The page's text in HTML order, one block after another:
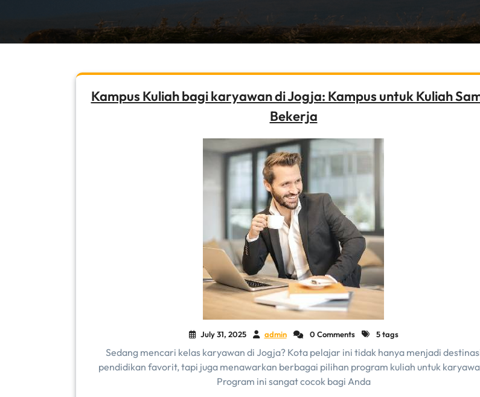
Kampus Kuliah bagi karyawan di Jogja: Kampus untuk Kuliah
Bekerja
July 31, 2025 admin 0 Comments 5 tags
Sedang mencari kelas karyawan di Jogja? Kota pelajar ini tidak hanya menjadi
pendidikan favorit, tapi juga menawarkan berbagai pilihan program kuliah untuk
Program ini sangat cocok bagi Anda